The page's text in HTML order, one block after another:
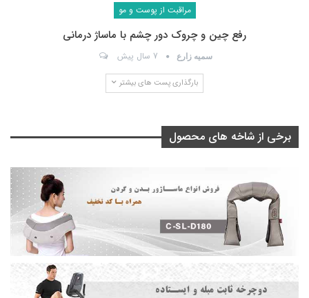
مراقبت از پوست و مو
رفع چین و چروک دور چشم با ماساژ درمانی
سمیه زارع 7 سال پیش
بارگذاری پست های بیشتر
برخی از شاخه های محصول